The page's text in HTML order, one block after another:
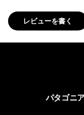
レビューを書く
パタゴニ